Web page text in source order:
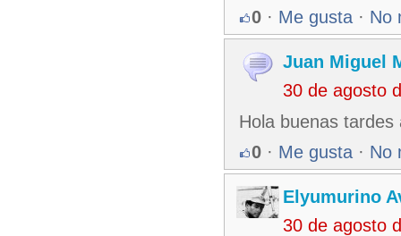
0 · Me gusta · No
Juan Miguel
30 de agosto
Hola buenas
0 · Me gusta · No
Elyumurino
30 de agosto